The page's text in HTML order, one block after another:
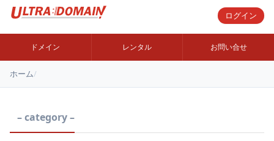
ログイン
ドメイン レンタル お問い合せ
ホーム/
– category –